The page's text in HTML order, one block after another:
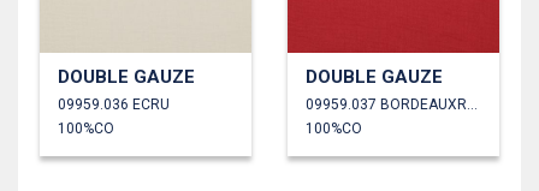
DOUBLE GAUZE
09959.036 ECRU
100%CO
DOUBLE GAUZE
09959.037 BORDEAUXROOD
100%CO